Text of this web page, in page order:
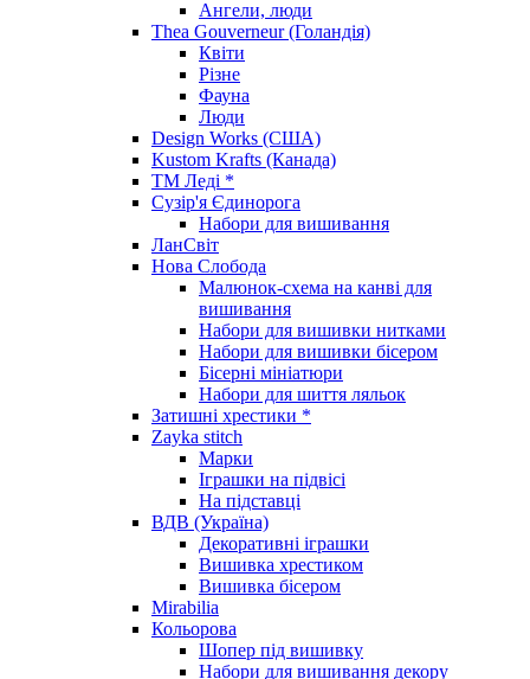
Ангели, люди
Thea Gouverneur (Голандія)
Квіти
Різне
Фауна
Люди
Design Works (США)
Kustom Krafts (Канада)
ТМ Леді *
Сузір'я Єдинорога
Набори для вишивання
ЛанСвіт
Нова Слобода
Малюнок-схема на канві для
вишивання
Набори для вишивки нитками
Набори для вишивки бісером
Бісерні мініатюри
Набори для шиття ляльок
Затишні хрестики *
Zayka stitch
Марки
Іграшки на підвісі
На підставці
ВДВ (Україна)
Декоративні іграшки
Вишивка хрестиком
Вишивка бісером
Mirabilia
Кольорова
Шопер під вишивку
Набори для вишивання декору